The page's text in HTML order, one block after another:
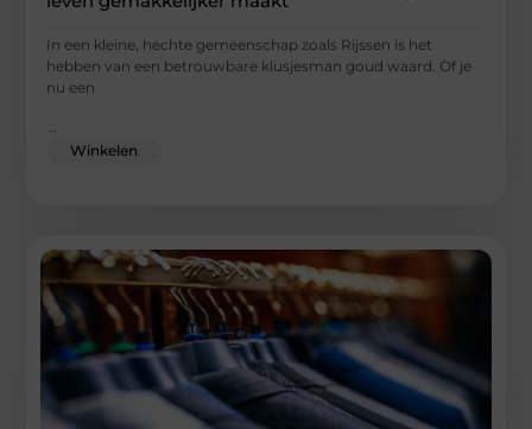
In een kleine, hechte gemeenschap zoals Rijssen is het
hebben van een betrouwbare klusjesman goud waard. Of je
nu een
Winkelen